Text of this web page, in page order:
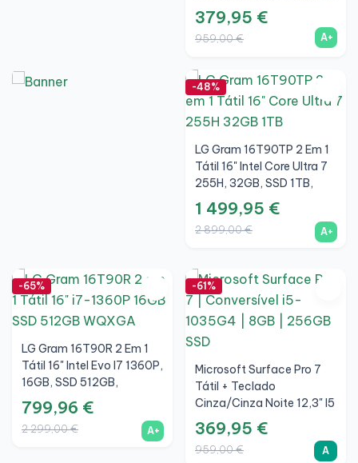
1035G4, 8GB, SSD
256GB, 3K, A+
379,95 €
959,00 € A+
-48%
LG Gram 16T90TP 2 Em 1
Tátil 16" Intel Core Ultra 7
255H, 32GB, SSD 1TB,
WQXGA+, Preto, A+
1 499,95 €
2 899,00 € A+
-65%
LG Gram 16T90R 2 Em 1
Tátil 16" Intel Evo I7 1360P,
16GB, SSD 512GB,
WQXGA, Preto, A+
799,96 €
2 299,00 € A+
-61%
Microsoft Surface Pro 7
Tátil + Teclado
Cinza/Cinza Noite 12,3" I5
1035G4, 8GB, SSD
256GB, 3K, A
369,95 €
959,00 € A